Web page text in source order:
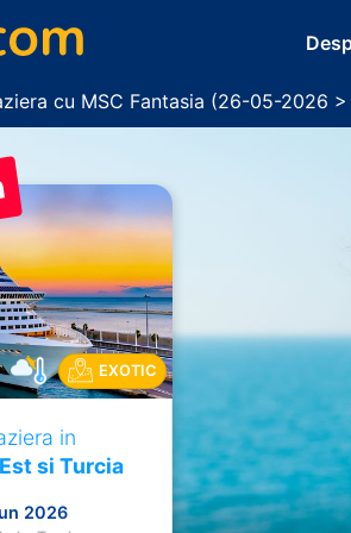
cu MSC Fantasia (26-05-2026
EXOTIC
in
si Turcia
2026